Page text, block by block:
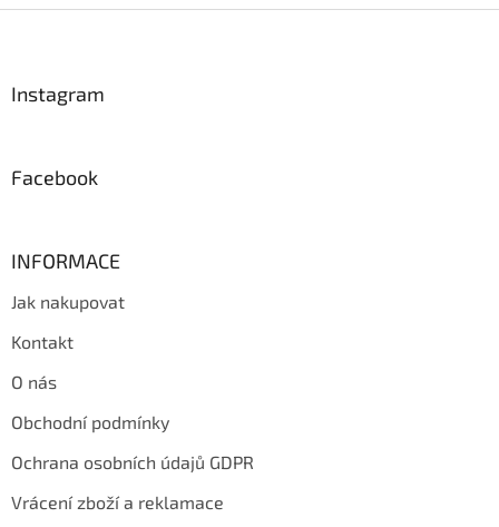
Instagram
Facebook
INFORMACE
Jak nakupovat
Kontakt
O nás
Obchodní podmínky
Ochrana osobních údajů GDPR
Vrácení zboží a reklamace